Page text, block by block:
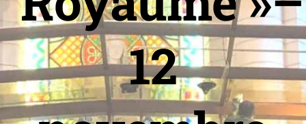
12